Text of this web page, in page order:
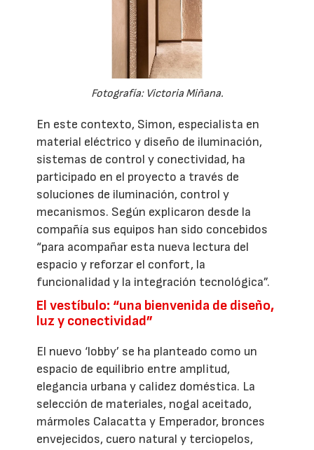
Fotografía: Victoria Miñana.
En este contexto, Simon, especialista en
material eléctrico y diseño de iluminación,
sistemas de control y conectividad, ha
participado en el proyecto a través de
soluciones de iluminación, control y
mecanismos. Según explicaron desde la
compañía sus equipos han sido concebidos
“para acompañar esta nueva lectura del
espacio y reforzar el confort, la
funcionalidad y la integración tecnológica”.
El vestíbulo: “una bienvenida de diseño,
luz y conectividad”
El nuevo ‘lobby’ se ha planteado como un
espacio de equilibrio entre amplitud,
elegancia urbana y calidez doméstica. La
selección de materiales, nogal aceitado,
mármoles Calacatta y Emperador, bronces
envejecidos, cuero natural y terciopelos,